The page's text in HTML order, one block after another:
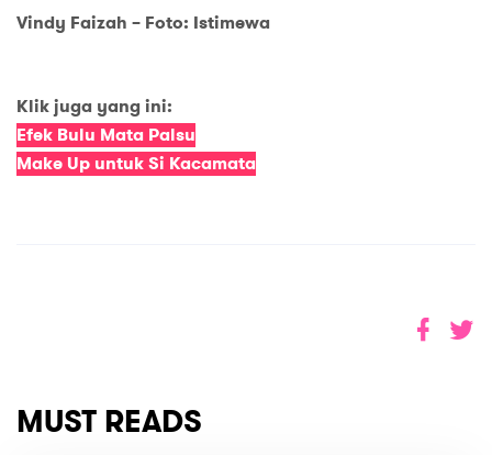
Vindy Faizah – Foto: Istimewa
Klik juga yang ini:
Efek Bulu Mata Palsu
Make Up untuk Si Kacamata
MUST READS